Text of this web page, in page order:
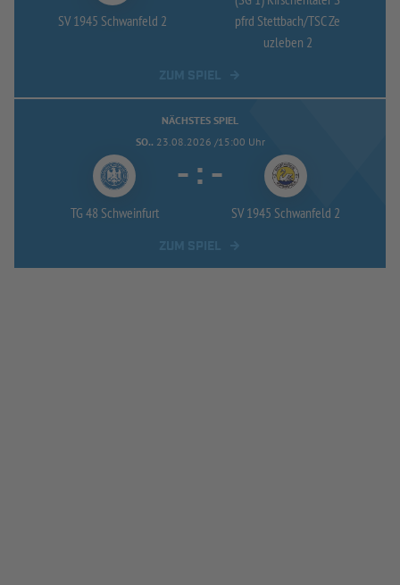
SV 1945 Schwanfeld 2
pfrd Stettbach/TSC Ze
uzleben 2
NÄCHSTES SPIEL
SO.. 23.08.2026 /15:00 Uhr
TG 48 Schweinfurt
- : -
SV 1945 Schwanfeld 2